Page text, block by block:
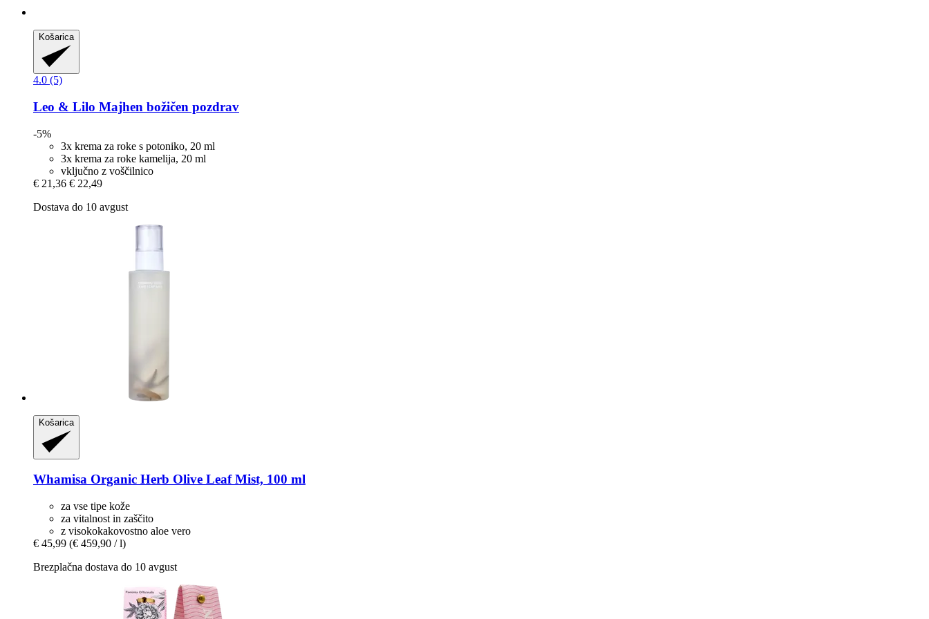
Košarica
4.0 (5)
Leo & Lilo Majhen božičen pozdrav
-5%
3x krema za roke s potoniko, 20 ml
3x krema za roke kamelija, 20 ml
vključno z voščilnico
€ 21,36 € 22,49
Dostava do 10 avgust
Košarica
Whamisa Organic Herb Olive Leaf Mist, 100 ml
za vse tipe kože
za vitalnost in zaščito
z visokokakovostno aloe vero
€ 45,99 (€ 459,90 / l)
Brezplačna dostava do 10 avgust